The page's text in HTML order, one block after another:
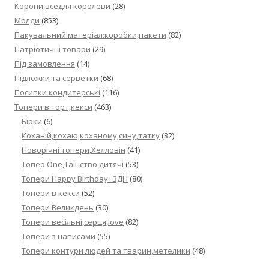
Корони,вседля королеви (28)
Молди (853)
Пакувальний матеріал:коробки,пакети (82)
Патріотичні товари (29)
Під замовлення (14)
Підложки та серветки (68)
Посипки кондитерські (116)
Топери в торт,кекси (463)
Бірки (6)
Коханій,кохаю,коханому,сину,татку (32)
Новорічні топери,Хелловін (41)
Топер One,Таїнство,дитячі (53)
Топери Happy Birthday+ЗДН (80)
Топери в кекси (52)
Топери Великдень (30)
Топери весільні,серця,love (82)
Топери з написами (55)
Топери контури людей та тварин,метелики (48)